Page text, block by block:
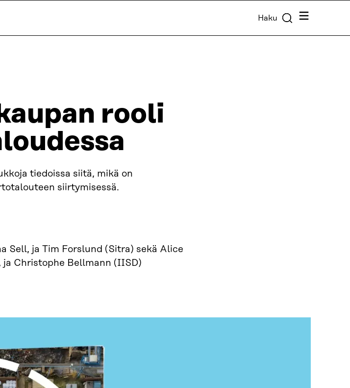
Haku Valikko
rooli
tiedoissa siitä, mikä on
siirtymisessä.
Sell, ja Tim Forslund (Sitra) sekä Alice
ja Christophe Bellmann (IISD)